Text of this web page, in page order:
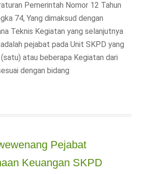
Pemerintah Nomor 12 Tahun
74, Yang dimaksud dengan
Teknis Kegiatan yang selanjutnya
pejabat pada Unit SKPD yang
atau beberapa Kegiatan dari
dengan bidang
Pejabat
Keuangan SKPD